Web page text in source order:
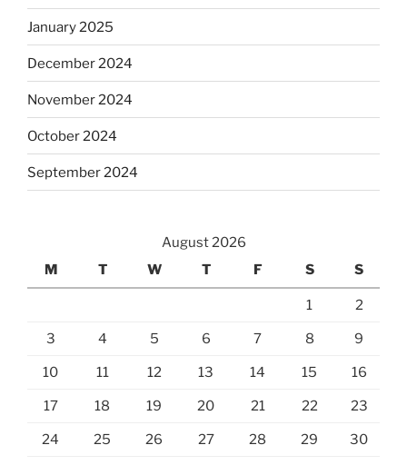
January 2025
December 2024
November 2024
October 2024
September 2024
August 2026
M
T W T F S S
1 2
3 4 5 6 7 8 9
10 11 12 13 14 15 16
17 18 19 20 21 22 23
24 25 26 27 28 29 30